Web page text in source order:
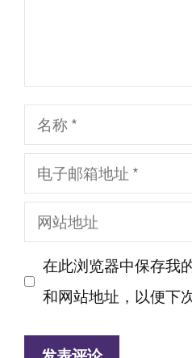
称
电
子
邮
地
网
站
地
在此浏览器中保存我
和网站地址，以便下